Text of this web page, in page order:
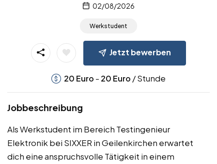
02/08/2026
Werkstudent
Jetzt bewerben
20 Euro - 20 Euro / Stunde
Jobbeschreibung
Als Werkstudent im Bereich Testingenieur
Elektronik bei SIXXER in Geilenkirchen erwartet
dich eine anspruchsvolle Tätigkeit in einem